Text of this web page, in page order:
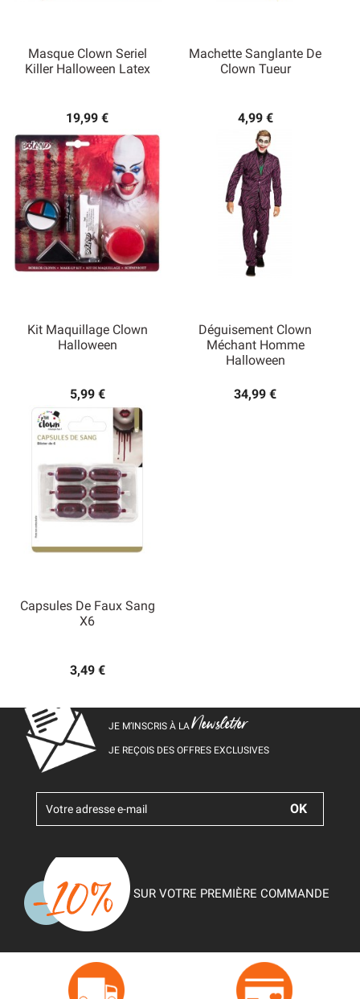
Masque Clown Seriel
Killer Halloween Latex
19,99 €
Machette Sanglante De
Clown Tueur
4,99 €
Kit Maquillage Clown
Halloween
5,99 €
Déguisement Clown
Méchant Homme
Halloween
34,99 €
Capsules De Faux Sang
X6
3,49 €
JE M’INSCRIS À LANewsletter
JE REÇOIS DES OFFRES EXCLUSIVES
SUR VOTRE PREMIÈRE COMMANDE